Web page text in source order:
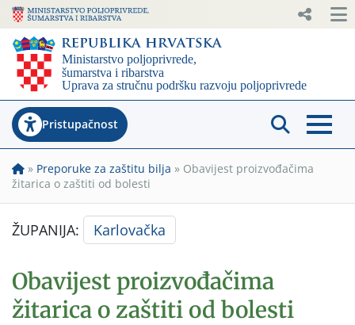
Pristupačnost
» Preporuke za zaštitu bilja » Obavijest proizvođačima
žitarica o zaštiti od bolesti
ŽUPANIJA: Karlovačka
Obavijest proizvođačima
žitarica o zaštiti od bolesti